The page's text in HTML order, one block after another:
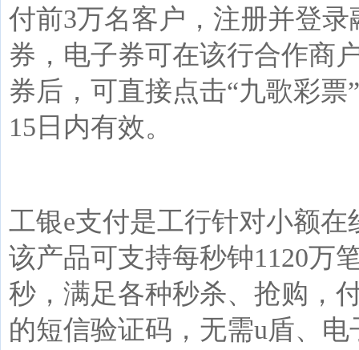
付前3万名客户，注册并登录
券，电子券可在该行合作商
券后，可直接点击“九歌彩
15 日内有效。
工银e支付是工行针对小额
该产品可支持每秒钟1120万
秒，满足各种秒杀、抢购，
的短信验证码，无需u盾、